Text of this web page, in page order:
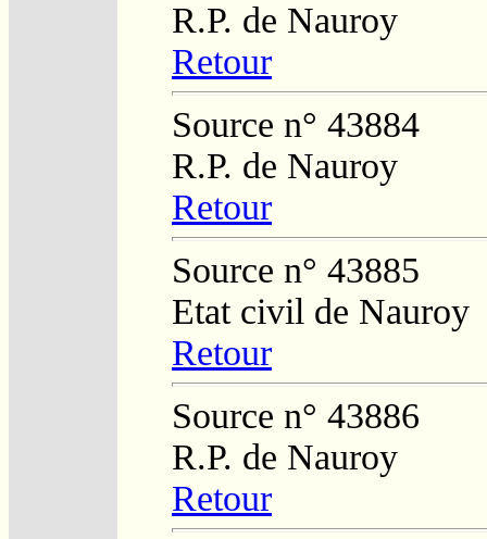
R.P. de Nauroy
Retour
Source n° 43884
R.P. de Nauroy
Retour
Source n° 43885
Etat civil de Nauroy
Retour
Source n° 43886
R.P. de Nauroy
Retour